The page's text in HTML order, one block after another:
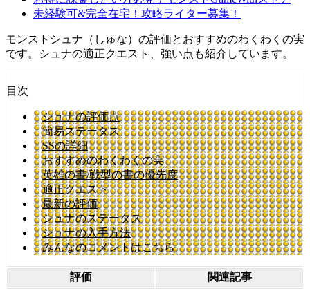
未経験可&完全在宅！攻略ライター募集！
モンストシュナ（しゅな）の評価とおすすめのわくわくの実
です。シュナの適正クエスト、強い点も紹介しています。
目次
シュナの評価点
簡易ステータス
SSの詳細
おすすめのわくわくの実
英雄の書/戦型の書の優先度
適正クエスト
最新の評価
シュナのステータス
シュナの入手方法
みんなのコメントはこちら
評価 関連記事